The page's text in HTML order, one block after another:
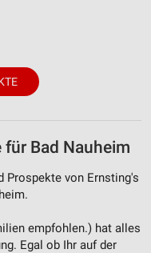
Bad Nauheim
Prospekte von Ernsting's
empfohlen.) hat alles
Egal ob Ihr auf der